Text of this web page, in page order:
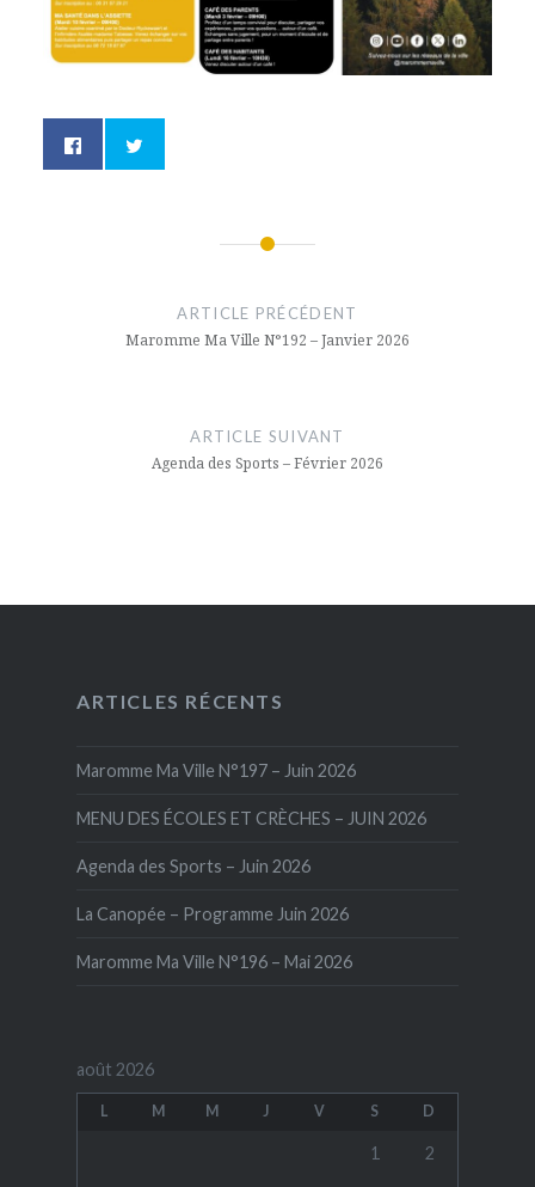
ARTICLE PRÉCÉDENT
Maromme Ma Ville N°192 – Janvier 2026
ARTICLE SUIVANT
Agenda des Sports – Février 2026
ARTICLES RÉCENTS
Maromme Ma Ville N°197 – Juin 2026
MENU DES ÉCOLES ET CRÈCHES – JUIN 2026
Agenda des Sports – Juin 2026
La Canopée – Programme Juin 2026
Maromme Ma Ville N°196 – Mai 2026
août 2026
L M M J V S D
1 2